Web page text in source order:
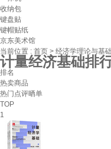
收纳包
键盘贴
键帽贴纸
京东美术馆
当前位置 : 首页 > 经济学理论与基础
计量经济基础排
排名
热卖商品
热门点评晒单
TOP
1